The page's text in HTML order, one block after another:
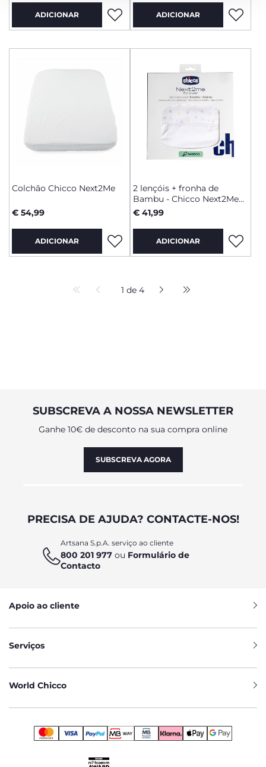
ADICIONAR ADICIONAR
Colchão Chicco Next2Me
€ 54,99
ADICIONAR
2 lençóis + fronha de
Bambu - Chicco Next2Me
Forever
€ 41,99
ADICIONAR
1 de 4
SUBSCREVA A NOSSA NEWSLETTER
Ganhe 10€ de desconto na sua compra online
SUBSCREVA AGORA
PRECISA DE AJUDA? CONTACTE-NOS!
Artsana S.p.A. serviço ao cliente
800 201 977 ou Formulário de
Contacto
Apoio ao cliente
Serviços
World Chicco